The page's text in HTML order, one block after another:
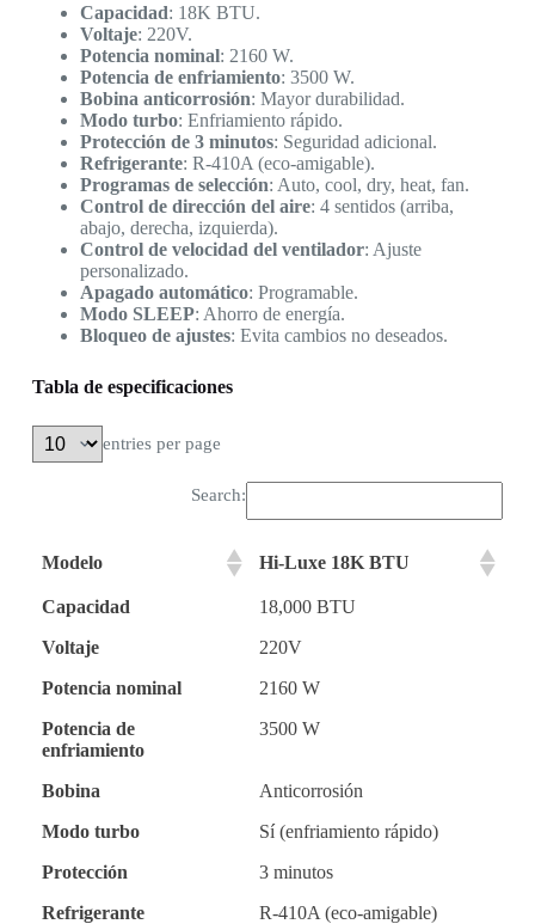
Capacidad: 18K BTU.
Voltaje: 220V.
Potencia nominal: 2160 W.
Potencia de enfriamiento: 3500 W.
Bobina anticorrosión: Mayor durabilidad.
Modo turbo: Enfriamiento rápido.
Protección de 3 minutos: Seguridad adicional.
Refrigerante: R-410A (eco-amigable).
Programas de selección: Auto, cool, dry, heat, fan.
Control de dirección del aire: 4 sentidos (arriba,
abajo, derecha, izquierda).
Control de velocidad del ventilador: Ajuste
personalizado.
Apagado automático: Programable.
Modo SLEEP: Ahorro de energía.
Bloqueo de ajustes: Evita cambios no deseados.
Tabla de especificaciones
entries per page
Search:
Modelo Hi-Luxe 18K BTU
Capacidad
18,000 BTU
Voltaje
220V
Potencia nominal
2160 W
Potencia de
enfriamiento
3500 W
Bobina
Anticorrosión
Modo turbo
Sí (enfriamiento rápido)
Protección
3 minutos
Refrigerante
R-410A (eco-amigable)